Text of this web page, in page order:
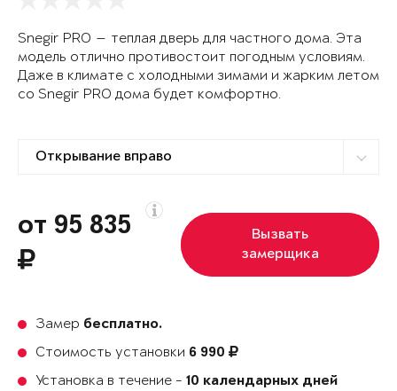
Snegir PRO — теплая дверь для частного дома. Эта
модель отлично противостоит погодным условиям.
Даже в климате с холодными зимами и жарким летом
со Snegir PRO дома будет комфортно.
от 95 835
Вызвать
замерщика
Замер бесплатно.
Стоимость установки 6 990
Установка в течение - 10 календарных дней